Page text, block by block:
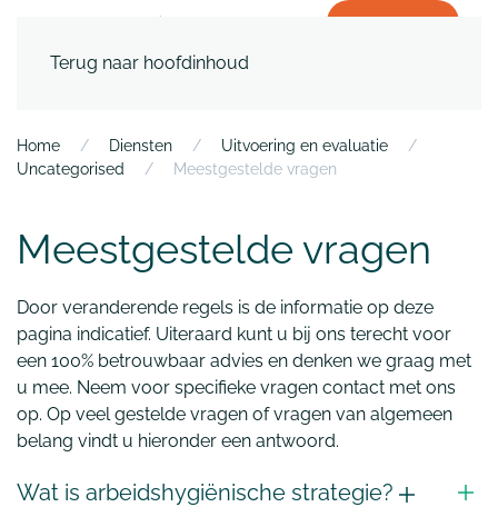
Terug naar hoofdinhoud
Home Diensten
Uitvoering en evaluatie
Uncategorised
Meestgestelde vragen
Meestgestelde vragen
Door veranderende regels is de informatie op deze
pagina indicatief. Uiteraard kunt u bij ons terecht voor
een 100% betrouwbaar advies en denken we graag met
u mee. Neem voor specifieke vragen contact met ons
op. Op veel gestelde vragen of vragen van algemeen
belang vindt u hieronder een antwoord.
Wat is arbeidshygiënische strategie?